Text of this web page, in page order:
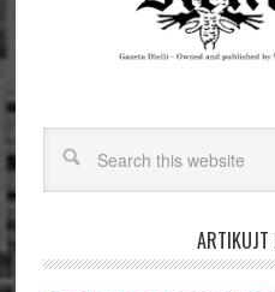
ARTIKUJT